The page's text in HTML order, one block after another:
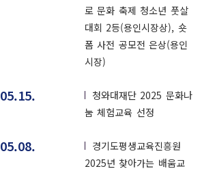
로 문화 축제 청소년 풋살
대회 2등(용인시장상), 숏
폼 사전 공모전 은상(용인
시장)
05.15.
청와대재단 2025 문화나
눔 체험교육 선정
05.08.
경기도평생교육진흥원
2025년 찾아가는 배움교